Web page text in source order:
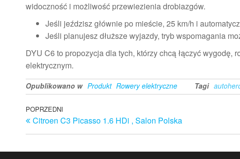
widoczność i możliwość przewiezienia drobiazgów.
Jeśli jeździsz głównie po mieście, 25 km/h i
Jeśli planujesz dłuższe wyjazdy, tryb wspomagania
DYU C6 to propozycja dla tych, którzy chcą łączyć
elektrycznym.
Opublikowano w Produkt Rowery elektryczne Tagi
Nawigacja
wpisu
Poprzedni
wpis
POPRZEDNI
Citroen C3 Picasso 1.6 HDi , Salon Polska